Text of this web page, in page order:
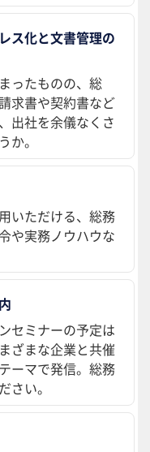
ス化と文書管理の
ったものの、総
求書や契約書など
出社を余儀なくさ
か。
いただける、総務
や実務ノウハウな
セミナーの予定は
ざまな企業と共催
ーマで発信。総務
さい。